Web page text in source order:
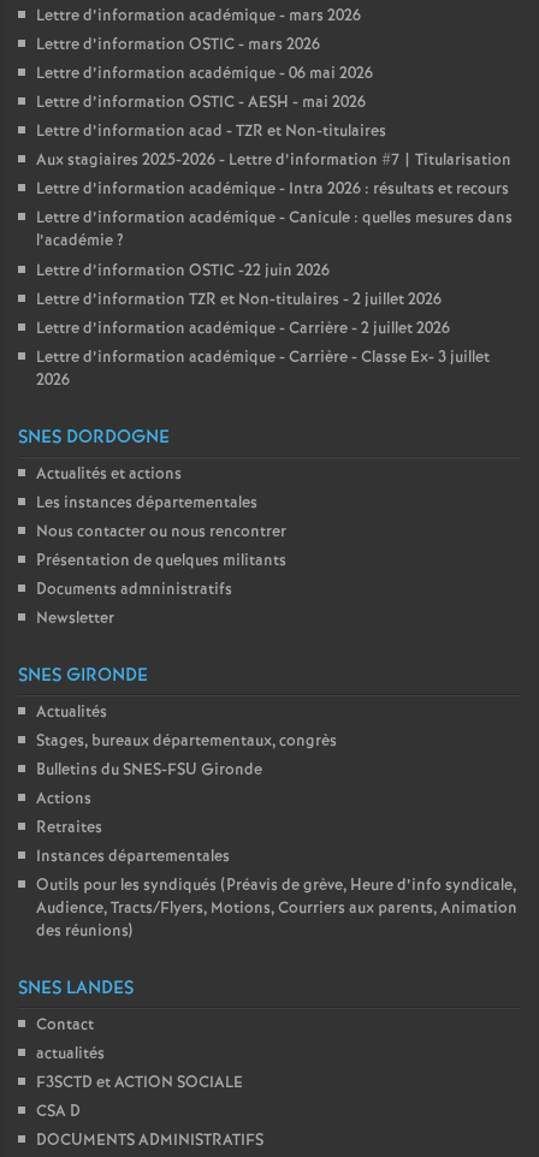
Lettre d’information académique - mars 2026
Lettre d’information OSTIC - mars 2026
Lettre d’information académique - 06 mai 2026
Lettre d’information OSTIC - AESH - mai 2026
Lettre d’information acad - TZR et Non-titulaires
Aux stagiaires 2025-2026 - Lettre d’information #7 | Titularisation
Lettre d’information académique - Intra 2026 : résultats et recours
Lettre d’information académique - Canicule : quelles mesures dans
l’académie?
Lettre d’information OSTIC -22 juin 2026
Lettre d’information TZR et Non-titulaires - 2 juillet 2026
Lettre d’information académique - Carrière - 2 juillet 2026
Lettre d’information académique - Carrière - Classe Ex- 3 juillet
2026
SNES DORDOGNE
Actualités et actions
Les instances départementales
Nous contacter ou nous rencontrer
Présentation de quelques militants
Documents admninistratifs
Newsletter
SNES GIRONDE
Actualités
Stages, bureaux départementaux, congrès
Bulletins du SNES-FSU Gironde
Actions
Retraites
Instances départementales
Outils pour les syndiqués (Préavis de grève, Heure d’info syndicale,
Audience, Tracts/Flyers, Motions, Courriers aux parents, Animation
des réunions)
SNES LANDES
Contact
actualités
F3SCTD et ACTION SOCIALE
CSA D
DOCUMENTS ADMINISTRATIFS